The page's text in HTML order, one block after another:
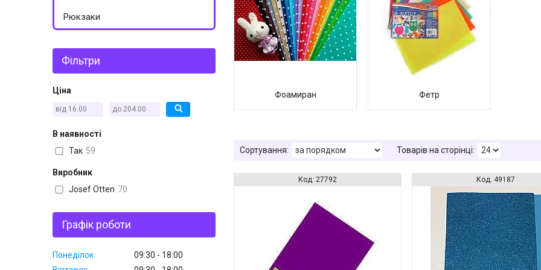
Фоамиран Фетр
27792 49187
Рюкзаки
Фільтри
Ціна
В наявності
Так 59
Виробник
Josef Otten 70
Графік роботи
Понеділок 09:30
18:00